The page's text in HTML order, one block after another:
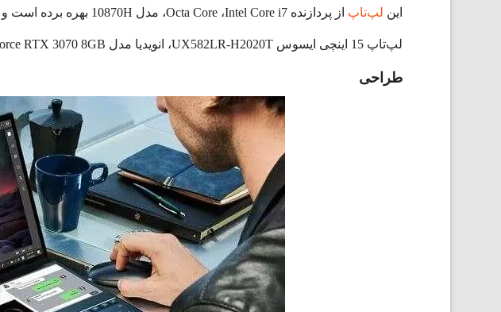
این لپ‌تاپ
لپ‌تاپ 15 اینچی ایسوس UX582LR-H2020T، انویدیا مدل Geforce RTX 3070 8GB می‌باشد. فضای حافظه داخلی آن 1 ترابایت به صورت PCIE G3 می‌باشد.
طراحی